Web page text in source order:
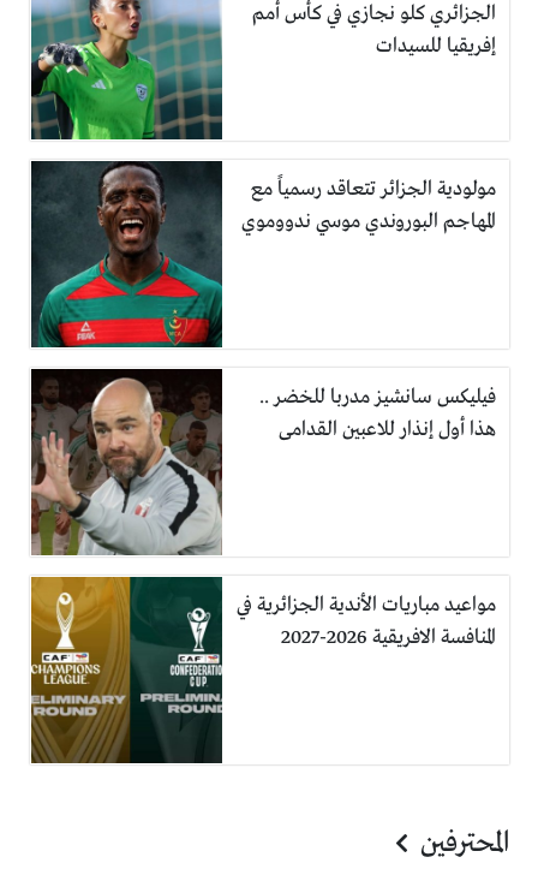
الجزائري كلو نجازي في كأس أمم
إفريقيا للسيدات
مولودية الجزائر تتعاقد رسمياً مع
المهاجم البوروندي موسي ندووموي
فيليكس سانشيز مدربا للخضر ..
هذا أول إنذار للاعبين القدامى
مواعيد مباريات الأندية الجزائرية في
المنافسة الافريقية 2026-2027
المحترفين